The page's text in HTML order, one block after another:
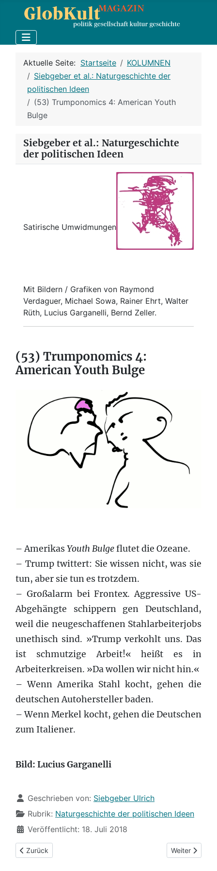
Aktuelle Seite: Startseite
KOLUMNEN
Siebgeber et al.: Naturgeschichte der
politischen Ideen
(53) Trumponomics 4: American Youth
Bulge
Siebgeber et al.: Naturgeschichte
der politischen Ideen
Satirische Umwidmungen
Mit Bildern / Grafiken von Raymond
Verdaguer, Michael Sowa, Rainer Ehrt, Walter
Rüth, Lucius Garganelli, Bernd Zeller.
(53) Trumponomics 4:
American Youth Bulge
– Amerikas Youth Bulgeflutet die Ozeane.
– Trump twittert: Sie wissen nicht, was sie
tun, aber sie tun es trotzdem.
– Großalarm bei Frontex. Aggressive US-
Abgehängte schippern gen Deutschland,
weil die neugeschaffenen Stahlarbeiterjobs
unethisch sind. »Trump verkohlt uns. Das
ist schmutzige Arbeit!« heißt es in
Arbeiterkreisen. »Da wollen wir nicht hin.«
– Wenn Amerika Stahl kocht, gehen die
deutschen Autohersteller baden.
– Wenn Merkel kocht, gehen die Deutschen
zum Italiener.
Bild: Lucius Garganelli
Details
Geschrieben von: Siebgeber Ulrich
Rubrik: Naturgeschichte der politischen Ideen
Veröffentlicht: 18. Juli 2018
Vorheriger Beitrag: (52) Im Lagerkoller
Zurück Nächster
Weiter